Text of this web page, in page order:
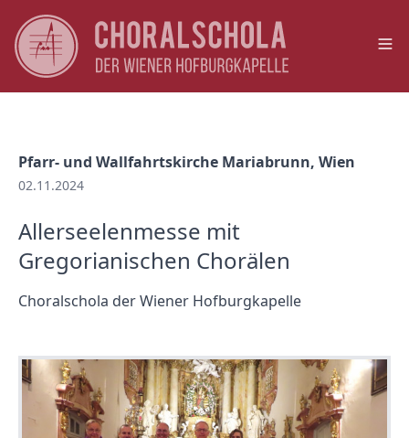
Pfarr- und Wallfahrtskirche Mariabrunn, Wien
02.11.2024
Allerseelenmesse mit
Gregorianischen Chorälen
Choralschola der Wiener Hofburgkapelle